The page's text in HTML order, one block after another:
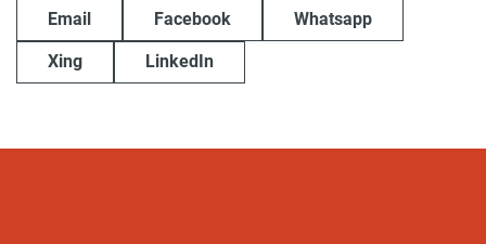
Email Facebook Whatsapp
Xing LinkedIn